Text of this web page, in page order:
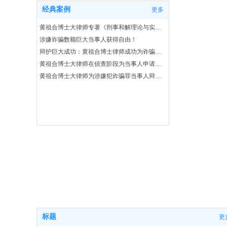
经典案例 更多
黄祖合博士大律师专著《刑事和解理论与实务研究》荣获省部级大奖
涉嫌诈骗数额巨大当事人获得自由！
辩护巨大成功：黄祖合博士律师成功为诈骗数额巨大的主犯当事人获得法院判处缓刑！
黄祖合博士大律师在侦查阶段为当事人申请取保候审大获成功！
黄祖合博士大律师为涉嫌犯诈骗罪当事人辩护取得完满成功：先取保后撤案！
标题 更